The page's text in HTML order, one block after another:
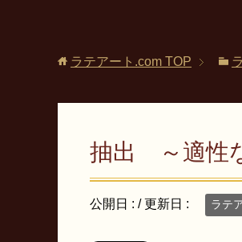
ラテアート.com TOP
抽出 ～適性
公開日 : / 更新日 : ラテ